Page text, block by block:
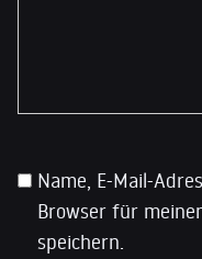
Name, E-Mail-
Browser für
speichern.